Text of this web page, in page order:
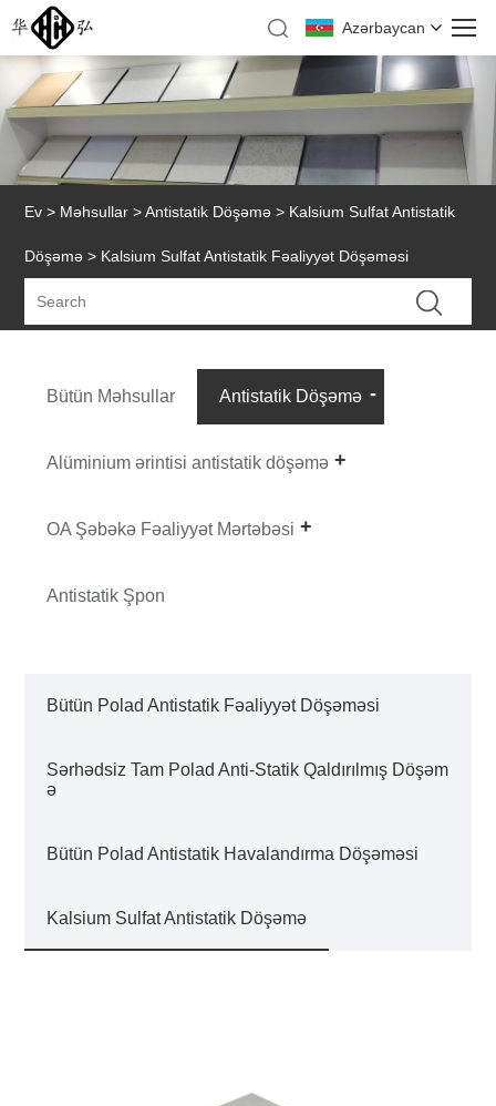
Azərbaycan
Ev > Məhsullar >Antistatik Döşəmə > Kalsium Sulfat Antistatik
Döşəmə > Kalsium Sulfat Antistatik Fəaliyyət Döşəməsi
Bütün Məhsullar Antistatik Döşəmə
Alüminium ərintisi antistatik döşəmə
OA Şəbəkə Fəaliyyət Mərtəbəsi
Antistatik Şpon
Bütün Polad Antistatik Fəaliyyət Döşəməsi
Sərhədsiz Tam Polad Anti-Statik Qaldırılmış Döşəm
ə
Bütün Polad Antistatik Havalandırma Döşəməsi
Kalsium Sulfat Antistatik Döşəmə